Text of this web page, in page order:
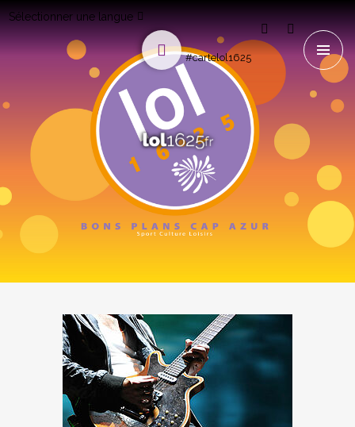
Sélectionner une langue
#cartelol1625